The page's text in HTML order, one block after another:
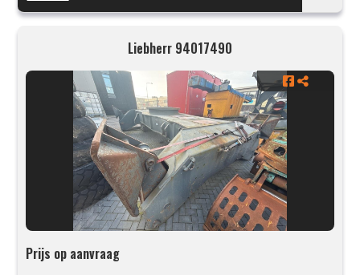
Liebherr 94017490
Prijs op aanvraag